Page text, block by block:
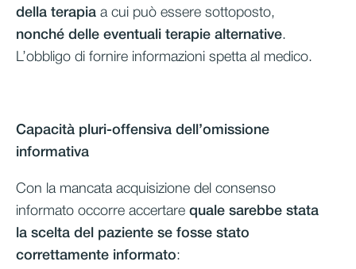
della terapia a cui può essere sottoposto,
nonché delle eventuali terapie alternative.
L’obbligo di fornire informazioni spetta al medico.
Capacità pluri-offensiva dell’omissione
informativa
Con la mancata acquisizione del consenso
informato occorre accertare quale sarebbe stata
la scelta del paziente se fosse stato
correttamente informato: